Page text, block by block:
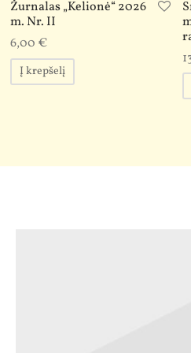
Žurnalas „Kelionė“ 2026
m. Nr. II
6,00 €
Į krepšelį